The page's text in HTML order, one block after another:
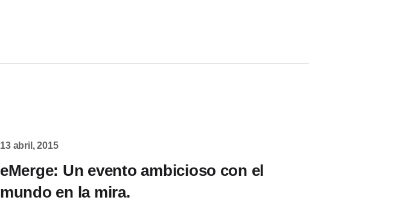
13 abril, 2015
eMerge: Un evento ambicioso con el
mundo en la mira.